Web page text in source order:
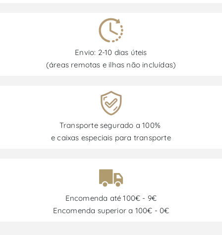
Envio: 2-10 dias úteis
(áreas remotas e ilhas não incluídas)
Transporte segurado a 100%
e caixas especiais para transporte
Encomenda até 100€ - 9€
Encomenda superior a 100€ - 0€